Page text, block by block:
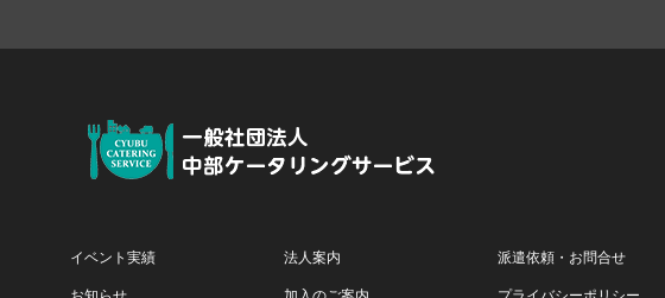
イベント実績 法人案内 派遣依頼・お問合せ